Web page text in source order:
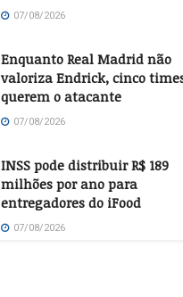
07/08/2026
Enquanto Real Madrid não
valoriza Endrick, cinco
querem o atacante
07/08/2026
INSS pode distribuir R$ 189
milhões por ano para
entregadores do iFood
07/08/2026